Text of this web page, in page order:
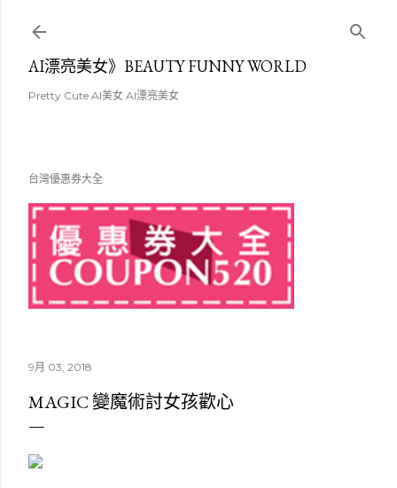
AI漂亮美女》BEAUTY FUNNY WORLD
Pretty Cute AI美女 AI漂亮美女
台灣優惠券大全
9月 03, 2018
MAGIC 變魔術討女孩歡心